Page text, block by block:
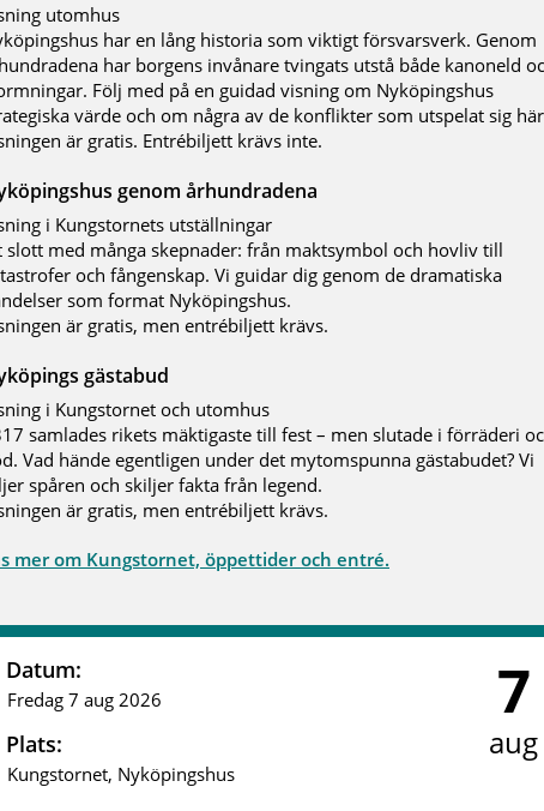
utomhus
har en lång historia som viktigt försvarsverk. Genom
har borgens invånare tvingats utstå både kanoneld
Följ med på en guidad visning om Nyköpingshus
värde och om några av de konflikter som utspelat sig
är gratis. Entrébiljett krävs inte.
genom århundradena
i Kungstornets utställningar
slott med många skepnader: från maktsymbol och hovliv till
och fångenskap. Vi guidar dig genom de dramatiska
som format Nyköpingshus.
är gratis, men entrébiljett krävs.
gästabud
i Kungstornet och utomhus
samlades rikets mäktigaste till fest – men slutade i förräderi
Vad hände egentligen under det mytomspunna gästabudet? Vi
spåren och skiljer fakta från legend.
är gratis, men entrébiljett krävs.
mer om Kungstornet, öppettider och entré.
Datum:
Fredag 7 aug 2026
Plats:
Kungstornet, Nyköpingshus
7
aug